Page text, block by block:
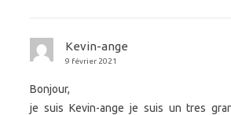
Kevin-ange
9 février 2021
Bonjour,
je suis Kevin-ange je suis un tres